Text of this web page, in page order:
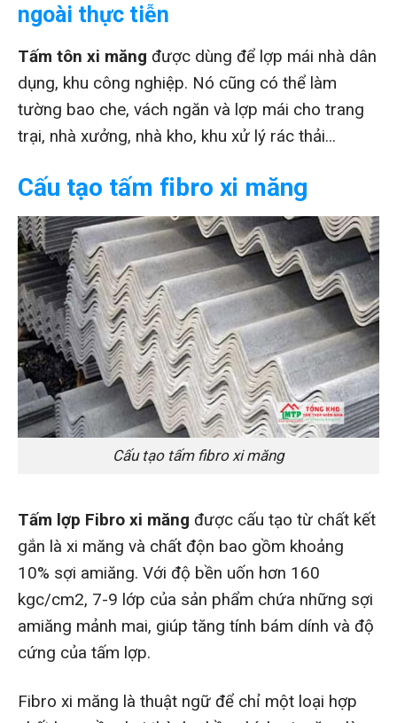
ngoài thực tiễn
Tấm tôn xi măng được dùng để lợp mái nhà dân
dụng, khu công nghiệp. Nó cũng có thể làm
tường bao che, vách ngăn và lợp mái cho trang
trại, nhà xưởng, nhà kho, khu xử lý rác thải...
Cấu tạo tấm fibro xi măng
Cấu tạo tấm fibro xi măng
Tấm lợp Fibro xi măng được cấu tạo từ chất kết
gắn là xi măng và chất độn bao gồm khoảng
10% sợi amiăng. Với độ bền uốn hơn 160
kgc/cm2, 7-9 lớp của sản phẩm chứa những sợi
amiăng mảnh mai, giúp tăng tính bám dính và độ
cứng của tấm lợp.
Fibro xi măng là thuật ngữ để chỉ một loại hợp